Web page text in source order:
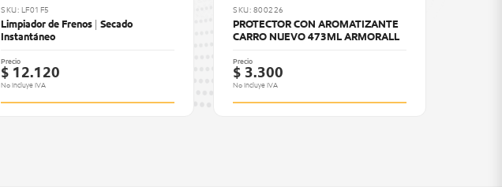
SKU: LF01F5
Limpiador de Frenos | Secado
Instantáneo
Precio
$ 12.120
No Incluye IVA
SKU: 800226
PROTECTOR CON AROMATIZANTE
CARRO NUEVO 473ML ARMORALL
Precio
$ 3.300
No Incluye IVA